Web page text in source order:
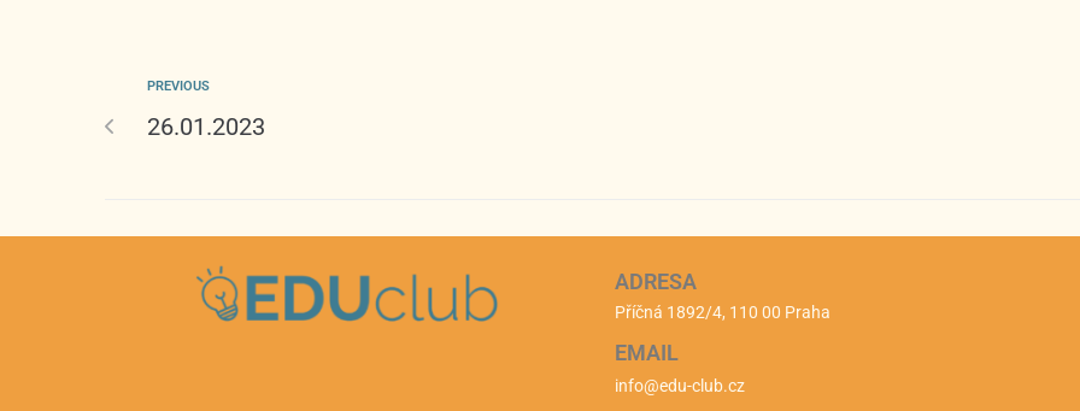
PREVIOUS
26.01.2023
ADRESA
Příčná 1892/4, 110 00 Praha
EMAIL
info@edu-club.cz